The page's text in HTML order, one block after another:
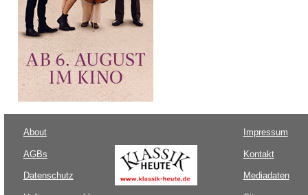
About
AGBs
Datenschutz
Impressum
Kontakt
Mediadaten